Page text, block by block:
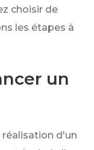
choisir de
les étapes à
un
d'un